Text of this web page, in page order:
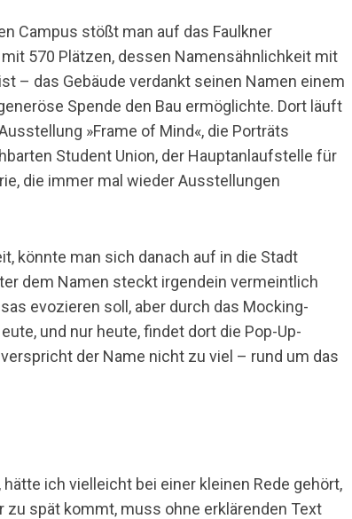
Campus stößt man auf das Faulkner
570 Plätzen, dessen Namensähnlichkeit mit
– das Gebäude verdankt seinen Namen einem
Spende den Bau ermöglichte. Dort läuft
»Frame of Mind«, die Porträts
Student Union, der Hauptanlaufstelle für
die immer mal wieder Ausstellungen
könnte man sich danach auf in die Stadt
dem Namen steckt irgendein vermeintlich
evozieren soll, aber durch das Mocking-
und nur heute, findet dort die Pop-Up-
der Name nicht zu viel – rund um das
ich vielleicht bei einer kleinen Rede gehört,
spät kommt, muss ohne erklärenden Text